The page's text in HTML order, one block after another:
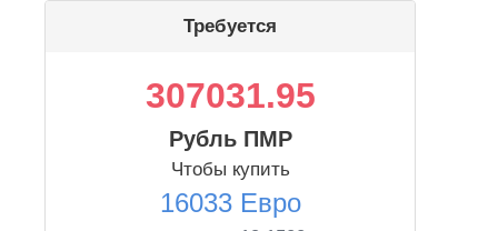
Требуется
307031.95
Рубль ПМР
Чтобы купить
16033 Евро